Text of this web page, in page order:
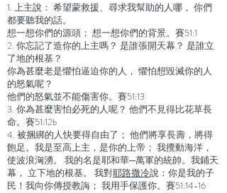
1. 上主說： 希望蒙救援、尋求我幫助的人哪， 你們
都要聽我的話。
想一想你們的源頭； 想一想你們的背景。賽51:1
2. 你忘記了造你的上主嗎？ 是誰張開天幕？ 是誰立
了地的根基？
你為甚麼老是懼怕逼迫你的人， 懼怕想毀滅你的人
的怒氣呢？
他們的怒氣並不能傷害你。賽51:13
3. 你為甚麼害怕必死的人呢？ 他們不見得比花草長
命。賽51:12b
4. 被捆綁的人快要得自由了； 他們將享長壽，將得
飽足。我是至高上主，是你的上帝； 我攪動海洋，
使波浪洶湧。 我的名是耶和華─萬軍的統帥。我鋪天
幕， 立下地的根基。 我對耶路撒冷說：你是我的子
民！我向你傳授教誨； 我用手保護你。賽51:14-16